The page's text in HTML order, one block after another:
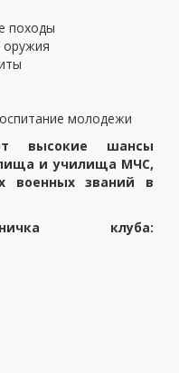
походы
оружия
молодежи
высокие шансы
и училища МЧС,
военных званий в
клуба: